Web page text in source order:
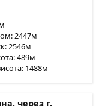
2447м
2546м
489м
1488м
через г.